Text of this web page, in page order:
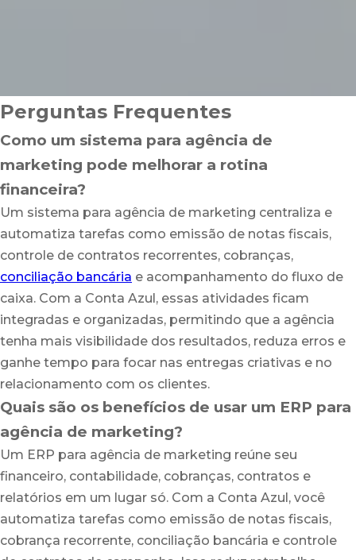
Perguntas Frequentes
Como um sistema para agência de
marketing pode melhorar a rotina
financeira?
Um sistema para agência de marketing centraliza e
automatiza tarefas como emissão de notas fiscais,
controle de contratos recorrentes, cobranças,
conciliação bancária e acompanhamento do fluxo de
caixa. Com a Conta Azul, essas atividades ficam
integradas e organizadas, permitindo que a agência
tenha mais visibilidade dos resultados, reduza erros e
ganhe tempo para focar nas entregas criativas e no
relacionamento com os clientes.
Quais são os benefícios de usar um ERP para
agência de marketing?
Um ERP para agência de marketing reúne seu
financeiro, contabilidade, cobranças, contratos e
relatórios em um lugar só. Com a Conta Azul, você
automatiza tarefas como emissão de notas fiscais,
cobrança recorrente, conciliação bancária e controle